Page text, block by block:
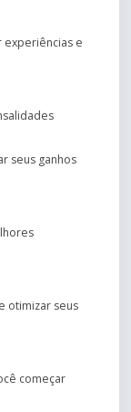
experiências e
seus ganhos
otimizar seus
começar